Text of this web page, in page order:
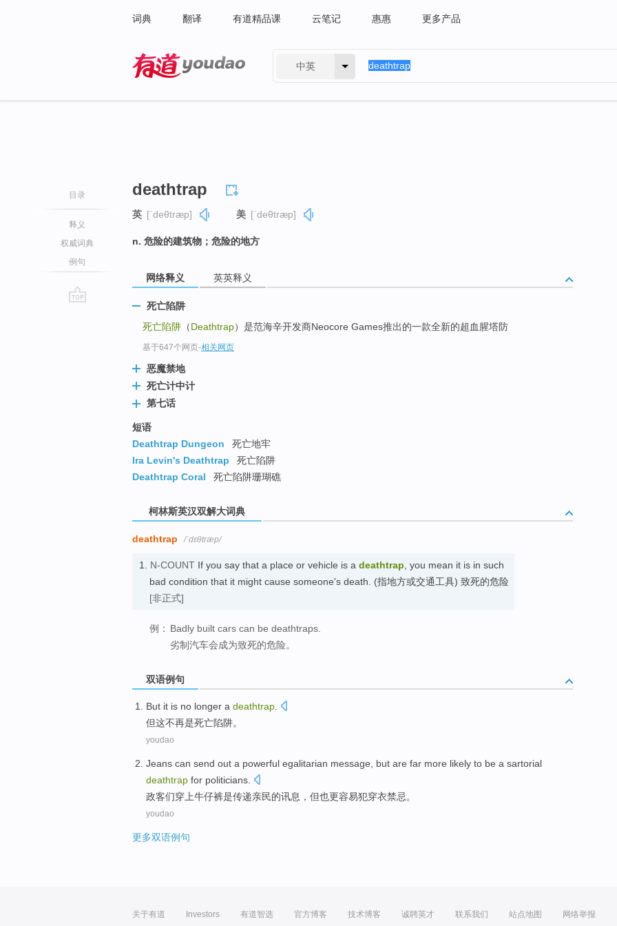
词典 翻译 有道精品课 云笔记 惠惠 更多产品
中英
目录
释义
权威词典
例句
deathtrap
英 [ˈdeθtræp] 美 [ˈdeθtræp]
n. 危险的建筑物；危险的地方
网络释义 英英释义
死亡陷阱
死亡陷阱 （Deathtrap）是范海辛开发商Neocore Games推出的一款全新的超血腥塔防
基于647个网页-相关网页
恶魔禁地
死亡计中计
第七话
短语
Deathtrap Dungeon
死亡地牢
Ira Levin's Deathtrap
死亡陷阱
Deathtrap Coral
死亡陷阱珊瑚礁
柯林斯英汉双解大词典
deathtrap /ˈdɛθtræp/
1. N-COUNT If you say that a place or vehicle is a deathtrap , you mean it is in such
bad condition that it might cause someone's death. (指地方或交通工具) 致死的危险
[非正式]
例： Badly built cars can be deathtraps.
劣制汽车会成为致死的危险。
双语例句
But it is no longer a deathtrap.
但这不再是死亡陷阱。
youdao
Jeans can send out a powerful egalitarian message but are far more likely to be a sartorial
deathtrap for politicians
政客们穿上牛仔裤是传递亲民的讯息 ， 但也更容易犯穿衣禁忌。
youdao
更多双语例句
关于有道 Investors 有道智选 官方博客 技术博客 诚聘英才 联系我们 站点地图 网络举报